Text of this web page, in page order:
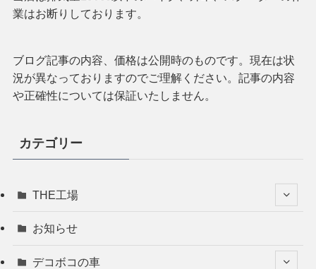
業はお断りしております。
ブログ記事の内容、価格は公開時のものです。現在は状
況が異なっておりますのでご理解ください。記事の内容
や正確性については保証いたしません。
カテゴリー
THE工場
お知らせ
デコボコの車